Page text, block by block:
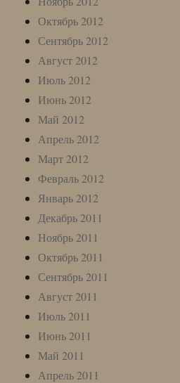
Октябрь 2012
Сентябрь 2012
Август 2012
Июль 2012
Июнь 2012
Май 2012
Апрель 2012
Март 2012
Февраль 2012
Январь 2012
Декабрь 2011
Ноябрь 2011
Октябрь 2011
Сентябрь 2011
Август 2011
Июль 2011
Июнь 2011
Май 2011
Апрель 2011